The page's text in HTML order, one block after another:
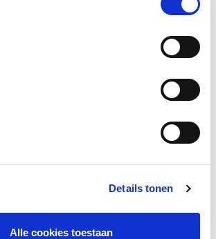
Details tonen
Alle cookies toestaan
e-mailadres in waarmee je bent
E-learning.